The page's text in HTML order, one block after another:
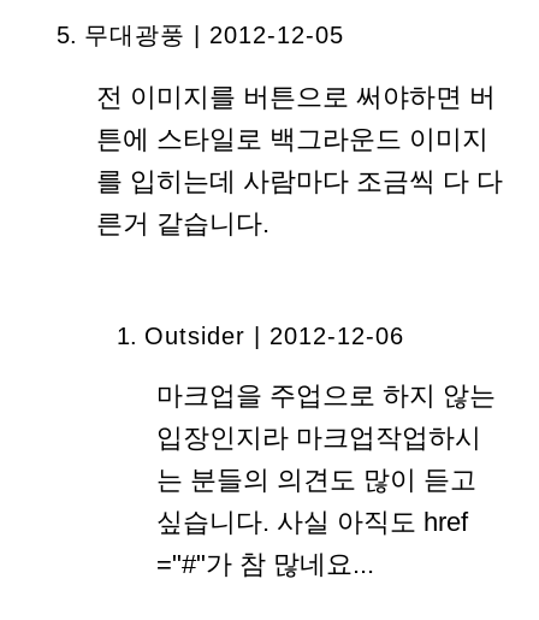
무대광풍 | 2012-12-05
전 이미지를 버튼으로 써야하면 버
튼에 스타일로 백그라운드 이미지
를 입히는데 사람마다 조금씩 다 다
른거 같습니다.
Outsider | 2012-12-06
마크업을 주업으로 하지 않는
입장인지라 마크업작업하시
는 분들의 의견도 많이 듣고
싶습니다. 사실 아직도 href
="#"가 참 많네요...